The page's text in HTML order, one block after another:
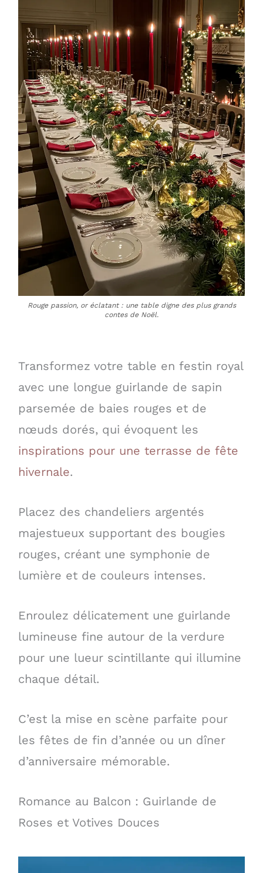
Rouge passion, or éclatant : une table digne des plus grands
contes de Noël.
Transformez votre table en festin royal
avec une longue guirlande de sapin
parsemée de baies rouges et de
nœuds dorés, qui évoquent les
inspirations pour une terrasse de fête
hivernale.
Placez des chandeliers argentés
majestueux supportant des bougies
rouges, créant une symphonie de
lumière et de couleurs intenses.
Enroulez délicatement une guirlande
lumineuse fine autour de la verdure
pour une lueur scintillante qui illumine
chaque détail.
C’est la mise en scène parfaite pour
les fêtes de fin d’année ou un dîner
d’anniversaire mémorable.
Romance au Balcon : Guirlande de
Roses et Votives Douces